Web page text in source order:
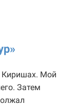
»
Киришах. Мой
Затем